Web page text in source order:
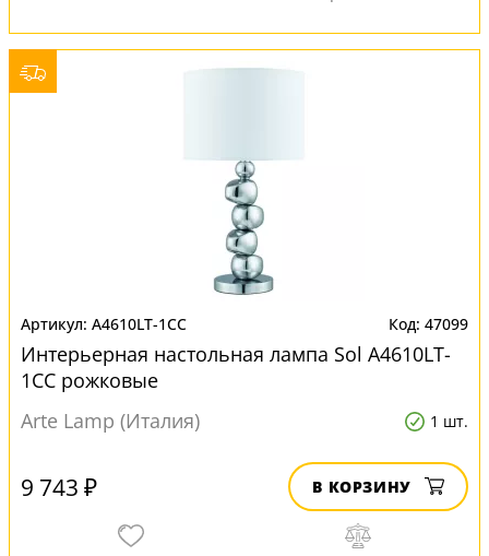
A4610LT-1CC 47099
Интерьерная настольная лампа Sol A4610LT-
1CC рожковые
Arte Lamp (Италия)
1 шт.
9 743 ₽ В КОРЗИНУ